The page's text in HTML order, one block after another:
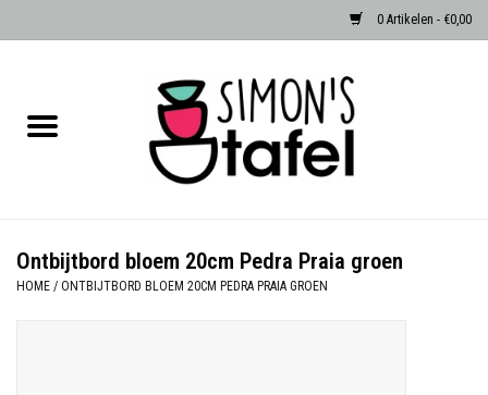
0 Artikelen - €0,00
Albast waxinehouders van Zenza
Ontbijtbord bloem 20cm Pedra Praia groen
HOME / ONTBIJTBORD BLOEM 20CM PEDRA PRAIA GROEN